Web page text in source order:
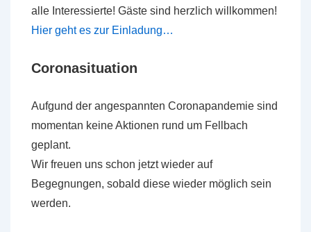
alle Interessierte! Gäste sind herzlich willkommen!
Hier geht es zur Einladung…
Coronasituation
Aufgund der angespannten Coronapandemie sind
momentan keine Aktionen rund um Fellbach
geplant.
Wir freuen uns schon jetzt wieder auf
Begegnungen, sobald diese wieder möglich sein
werden.